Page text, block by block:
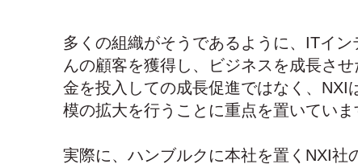
多くの組織がそうであるように、ITイン
んの顧客を獲得し、ビジネスを成長さ
金を投入しての成長促進ではなく、NXI
模の拡大を行うことに重点を置いていま
実際に、ハンブルクに本社を置くNXI社